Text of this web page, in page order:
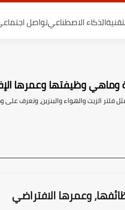
الذكاء الاصطناعيتواصل
وماهي وظيفتها وعمرها
فلتر الزيت والهواء والبنزين، وتعرف
وعمرها الافتراضي